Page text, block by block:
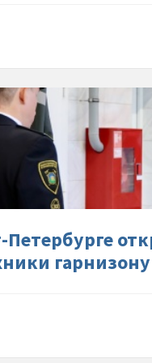
в-
Санкт-
открыл-
и-
гарнизону